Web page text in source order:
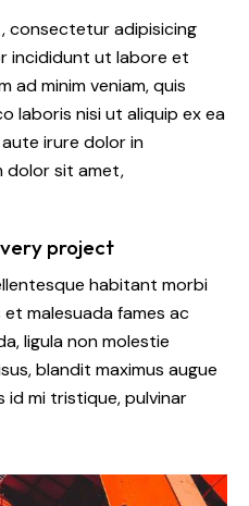
consectetur adipisicing
incididunt ut labore et
ad minim veniam, quis
laboris nisi ut aliquip ex ea
irure dolor in
dolor sit amet,
project
habitant morbi
malesuada fames ac
ligula non molestie
blandit maximus augue
id mi tristique, pulvinar